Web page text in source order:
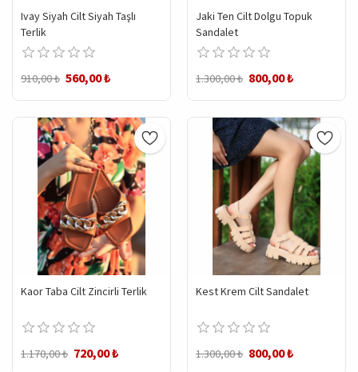
Ivay Siyah Cilt Siyah Taşlı
Terlik
910,00 ₺ 560,00 ₺
Jaki Ten Cilt Dolgu Topuk
Sandalet
1.300,00 ₺ 800,00 ₺
Kaor Taba Cilt Zincirli Terlik
1.170,00 ₺ 720,00 ₺
Kest Krem Cilt Sandalet
1.300,00 ₺ 800,00 ₺